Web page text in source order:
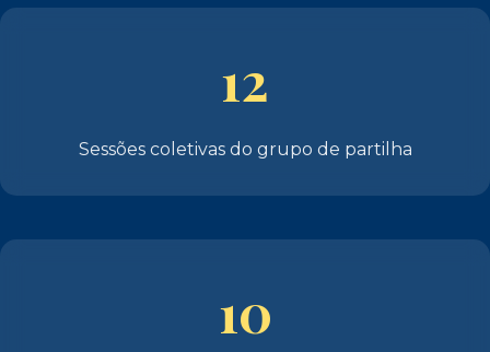
12
Sessões coletivas do grupo de partilha
10